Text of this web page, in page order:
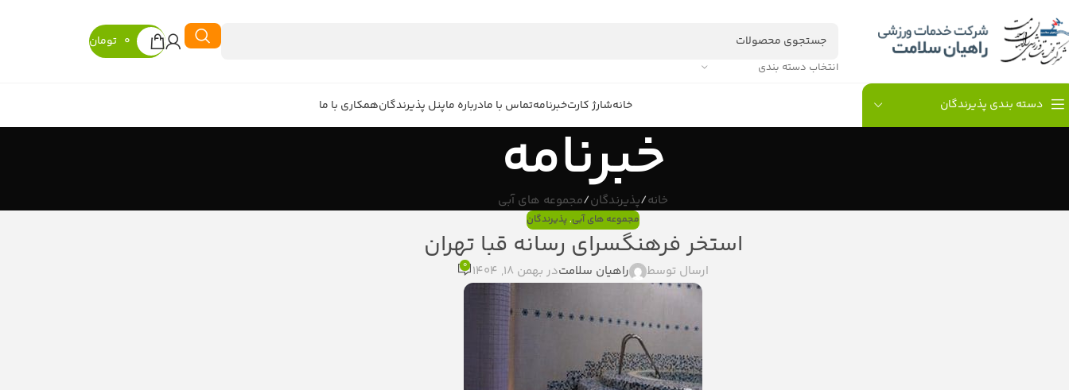
انتخاب دسته بندی
0 تومان
دسته بندی پذیرندگان خانهشارژ کارتخبرنامهتماس با مادرباره ماپنل پذیرندگانهمکاری با ما
خبرنامه
خانه پذیرندگان مجموعه های آبی
مجموعه های آبی,پذیرندگان
استخر فرهنگسرای رسانه قبا تهران
ارسال توسط راهیان سلامتدر بهمن 18, 1404 0